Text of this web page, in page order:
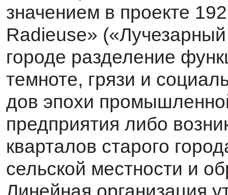
значением в проекте
Radieuse»
городе разделение
темноте, грязи и
дов эпохи
предприятия либо
кварталов старого
сельской мест­ности и